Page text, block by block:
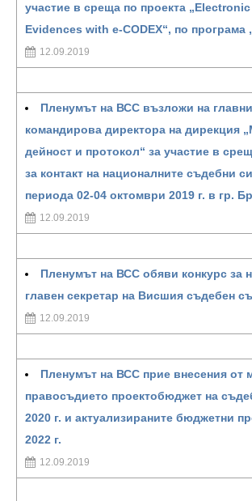
участие в среща по проекта
Evidences with e-CODEX“, по програма
12.09.2019
Пленумът на ВСС възложи на
командирова директора на дирекция
дейност и протокол“ за участие в
за контакт на националните съдебни
периода 02-04 октомври 2019 г. в гр.
12.09.2019
Пленумът на ВСС обяви конкурс за
главен секретар на Висшия съдебен
12.09.2019
Пленумът на ВСС прие внесения от
правосъдието проектобюджет на
2020 г. и актуализираните бюджетни
2022 г.
12.09.2019